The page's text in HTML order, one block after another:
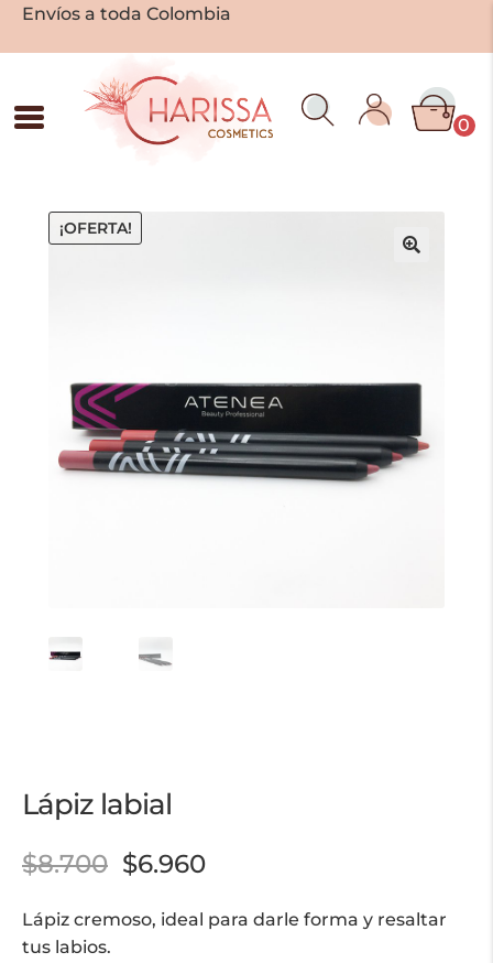
Envíos a toda Colombia
0
¡OFERTA!
Lápiz labial
$8.700 $6.960
Lápiz cremoso, ideal para darle forma y resaltar
tus labios.